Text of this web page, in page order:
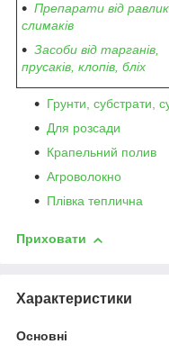
Препарати від
слимаків
Засоби від тарганів,
прусаків, клопів, бліх
Грунти, субстрати,
Для розсади
Крапельний полив
Агроволокно
Плівка теплична
Приховати
Характеристики
Основні